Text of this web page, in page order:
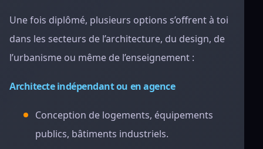
Une fois diplômé, plusieurs options s’offrent à toi
dans les secteurs de l’architecture, du design, de
l’urbanisme ou même de l’enseignement :
Architecte indépendant ou en agence
Conception de logements, équipements
publics, bâtiments industriels.